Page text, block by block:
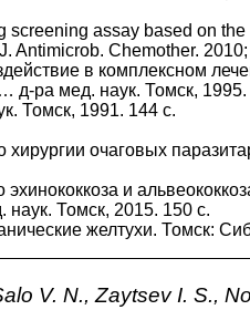
assay based on
Chemother.
в комплексном
д-ра мед. наук. Томск, 1995.
Томск, 1991. 144 с.
очаговых
и
Томск, 2015. 150 с.
желтухи. Томск:
V. N., Zaytsev I. S.,